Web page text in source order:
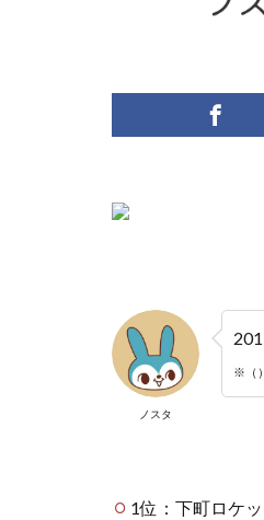
ノスタ
※（
1位：下町ロケッ